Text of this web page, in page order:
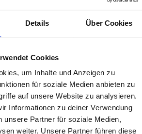
Details Über Cookies
Cookies
um Inhalte und Anzeigen zu
für soziale Medien anbieten zu
auf unsere Website zu analysieren.
Informationen zu deiner Verwendung
unsere Partner für soziale Medien,
weiter. Unsere Partner führen diese